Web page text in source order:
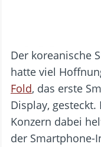
Der koreanische
hatte viel
Fold, das erste
Display,
Konzern dabei
der Smartphone-